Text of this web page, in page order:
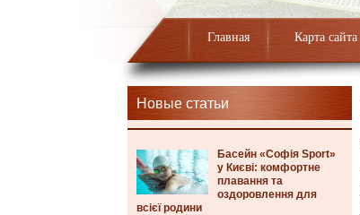
Главная Карта сайта
Новые статьи
Басейн «Софія Sport»
у Києві: комфортне
плавання та
оздоровлення для
всієї родини